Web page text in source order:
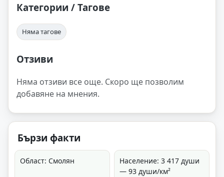
Категории / Тагове
Няма тагове
Отзиви
Няма отзиви все още. Скоро ще позволим
добавяне на мнения.
Бързи факти
Област: Смолян
Население: 3 417 души
— 93 души/км²